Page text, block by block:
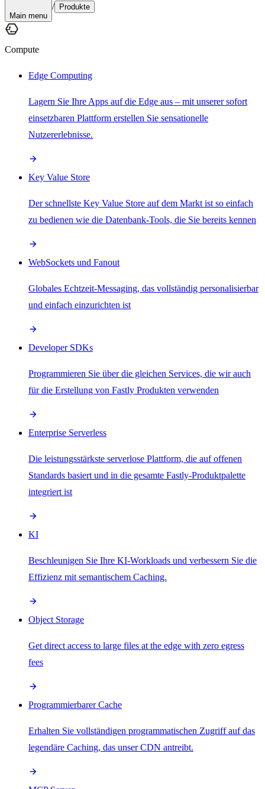
Main menu
/ Produkte
Compute
Edge Computing
Lagern Sie Ihre Apps auf die Edge aus – mit unserer sofort
einsetzbaren Plattform erstellen Sie sensationelle
Nutzererlebnisse.
Key Value Store
Der schnellste Key Value Store auf dem Markt ist so einfach
zu bedienen wie die Datenbank-Tools, die Sie bereits kennen
WebSockets und Fanout
Globales Echtzeit-Messaging, das vollständig personalisierbar
und einfach einzurichten ist
Developer SDKs
Programmieren Sie über die gleichen Services, die wir auch
für die Erstellung von Fastly Produkten verwenden
Enterprise Serverless
Die leistungsstärkste serverlose Plattform, die auf offenen
Standards basiert und in die gesamte Fastly-Produktpalette
integriert ist
KI
Beschleunigen Sie Ihre KI-Workloads und verbessern Sie die
Effizienz mit semantischem Caching.
Object Storage
Get direct access to large files at the edge with zero egress
fees
Programmierbarer Cache
Erhalten Sie vollständigen programmatischen Zugriff auf das
legendäre Caching, das unser CDN antreibt.